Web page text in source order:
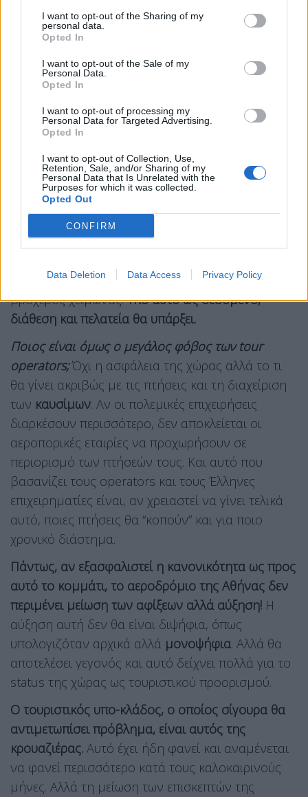
I want to opt-out of the Sharing of my
personal data.
Opted In
I want to opt-out of the Sale of my
Personal Data.
Opted In
I want to opt-out of processing my
Personal Data for Targeted Advertising.
Opted In
I want to opt-out of Collection, Use,
Retention, Sale, and/or Sharing of my
Personal Data that Is Unrelated with the
Purposes for which it was collected.
Opted Out
CONFIRM
Data Deletion Data Access Privacy Policy
αυτήν την ώρα ως έναςασφαλής προορισμός
σίγουρα πιο ασφαλής από χώρες που βρίσκονται
στα ανατολικά της. Αυτό κατά πάσα πιθανότητα
δεν πρόκειται να αλλάξει εκτός συγκλονιστικού
Η Ελλάδα και οι υπόλοιπες χώρες της Ευρώπης
Ευρωπαίων πολιτών να ταξιδέψουν.
Οπως αυτή
αποτυπώθηκε σε μεγάλη έρευνα που είδε
πρόσφατα το φως της δημοσιότητας, το
Ευρωπαίωνδηλώνουν ότι και αυτό το καλοκαίρι
επιθυμούν να ταξιδέψουν έξω από τη χώρα τους
που μεσολάβησε και ένας πολύ σκληρός και
βροχερός χειμώνας.Υπό αυτό ως δεδομένο,
διάθεση και πελατεία θα υπάρξει.
Ποιος είναι όμως ο μεγάλος φόβος των tour
operators;Όχι η ασφάλεια της χώρας αλλά το τι
θα γίνει ακριβώς με τις πτήσεις και τη διαχείριση
των καυσίμων. Αν οι πολεμικές επιχειρήσεις
διαρκέσουν περισσότερο, δεν αποκλείεται οι
αεροπορικές εταιρίες να προχωρήσουν σε
περιορισμό των πτήσεών τους. Και αυτό που
βασανίζει τους operators και τους Έλληνες
επιχειρηματίες είναι, αν χρειαστεί να γίνει τελικά
αυτό, ποιες πτήσεις θα “κοπούν” και για ποιο
χρονικό διάστημα.
Πάντως, αν εξασφαλιστεί η κανονικότητα ως προς
αυτό το κομμάτι, το αεροδρόμιο της Αθήνας δεν
περιμένει μείωση των αφίξεων αλλά αύξηση! Η
αύξηση αυτή δεν θα είναι διψήφια, όπως
υπολογιζόταν αρχικά αλλά μονοψήφια. Αλλά θα
αποτελέσει γεγονός και αυτό δείχνει πολλά για το
status της χώρας ως τουριστικού προορισμού.
Ο τουριστικός υπο-κλάδος, ο οποίος σίγουρα θα
αντιμετωπίσει πρόβλημα, είναι αυτός της
κρουαζιέρας. Αυτό έχει ήδη φανεί και αναμένεται
να φανεί περισσότερο κατά τους καλοκαιρινούς
μήνες. Αλλά τη μείωση των επισκεπτών της